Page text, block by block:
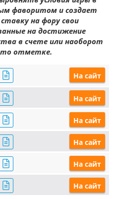
фаворитом и создает
на фору свои
на достижение
в счете или наоборот
то отметке.
На сайт
На сайт
На сайт
На сайт
На сайт
На сайт